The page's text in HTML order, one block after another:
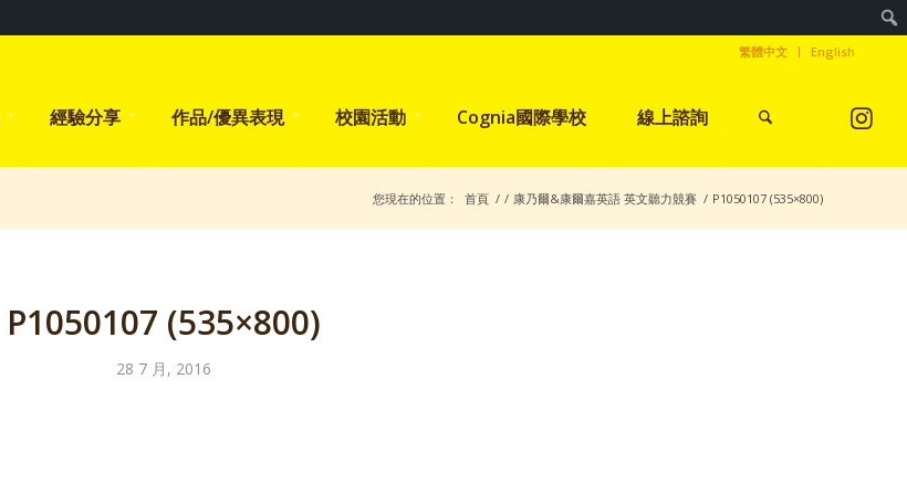
繁體中文 English
經驗分享 作品/優異表現 校園活動 Cognia國際學校 線上諮詢
您現在的位置： 首頁 / / 康乃爾&康爾嘉英語 英文聽力競賽 / P1050107 (535×800)
P1050107 (535×800)
28 7 月, 2016